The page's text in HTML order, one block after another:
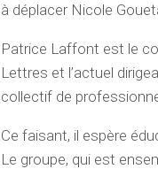
à déplacer Nicole
Patrice Laffont est le
Lettres et l’actuel
collectif de
Ce faisant, il espère
Le groupe, qui est